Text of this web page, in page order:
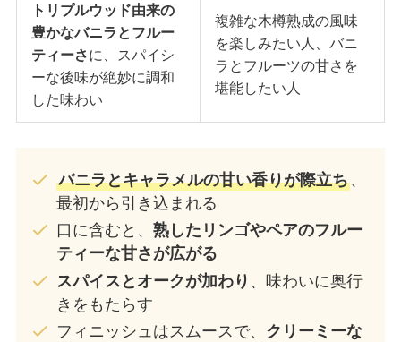
トリプルウッド由来の
豊かなバニラとフルー
ティーさに、スパイシ
ーな後味が絶妙に調和
した味わい
複雑な木樽熟成の風味
を楽しみたい人、バニ
ラとフルーツの甘さを
堪能したい人
バニラとキャラメルの甘い香りが際立ち、
最初から引き込まれる
口に含むと、 熟したリンゴやペアのフルー
ティーな甘さが広がる
スパイスとオークが加わり 、味わいに奥行
きをもたらす
フィニッシュはスムースで、 クリーミーな